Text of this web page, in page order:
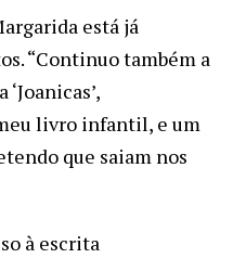
está já
“Continuo também a
livro infantil, e um
que saiam nos
à escrita